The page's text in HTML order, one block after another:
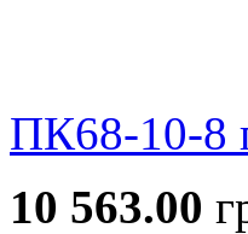
ПК68-10-8
10 563.00